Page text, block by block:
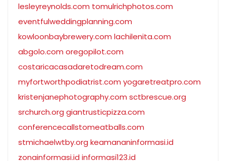
lesleyreynolds.com tomulrichphotos.com
eventfulweddingplanning.com
kowloonbaybrewery.com lachilenita.com
abgolo.com oregopilot.com
costaricacasadaretodream.com
myfortworthpodiatrist.com yogaretreatpro.com
kristenjanephotography.com sctbrescue.org
srchurch.org giantrusticpizza.com
conferencecallstomeatballs.com
stmichaelwtby.org keamananinformasi.id
zonainformasi.id informasi123.id